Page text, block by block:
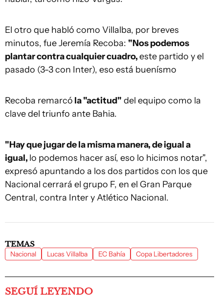
El otro que habló como Villalba, por breves
minutos, fue Jeremía Recoba: "Nos podemos
plantar contra cualquier cuadro,este partido y el
pasado (3-3 con Inter), eso está buenísmo
Recoba remarcó la "actitud" del equipo como la
clave del triunfo ante Bahia.
"Hay que jugar de la misma manera, de igual a
igual, lo podemos hacer así, eso lo hicimos notar",
expresó apuntando a los dos partidos con los que
Nacional cerrará el grupo F, en el Gran Parque
Central, contra Inter y Atlético Nacional.
TEMAS
Nacional Lucas Villalba EC Bahía Copa Libertadores
SEGUÍ LEYENDO